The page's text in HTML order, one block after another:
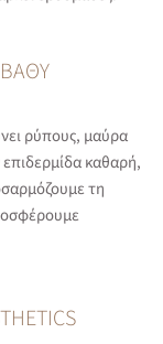
ρύπους, μαύρα
καθαρή,
τη